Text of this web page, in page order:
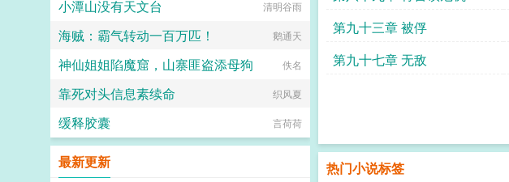
第九十三章 被俘
第九十七章 无敌
热门小说标签
小潭山没有天文台 清明谷雨
海贼：霸气转动一百万匹！ 鹅通天
神仙姐姐陷魔窟，山寨匪盗添母狗 佚名
靠死对头信息素续命 织风夏
缓释胶囊 言荷荷
最新更新